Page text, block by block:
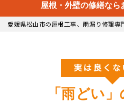
屋根・外壁の修繕なら
愛媛県松山市の屋根工事、雨漏り修理専
実は良くな
「雨どい